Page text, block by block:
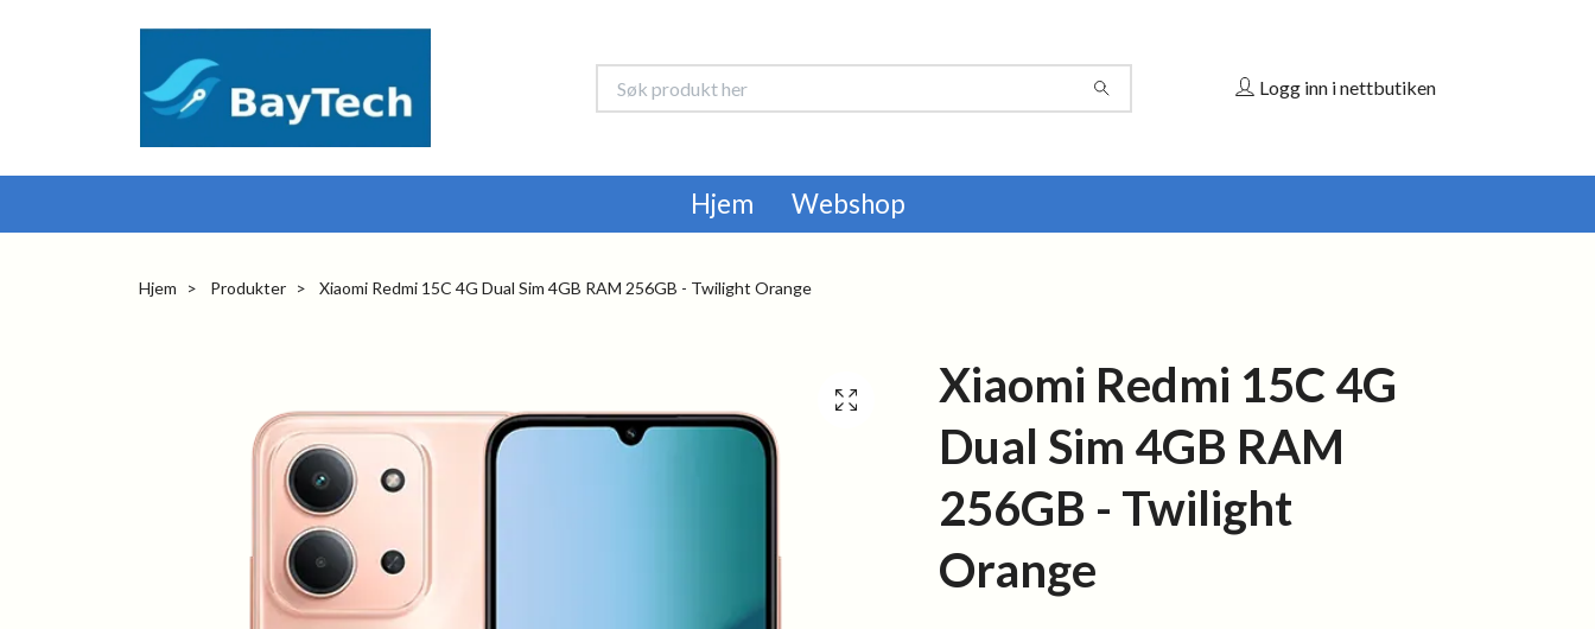
Logg inn i nettbutiken
Hjem Webshop
Hjem Produkter Xiaomi Redmi 15C 4G Dual Sim 4GB RAM 256GB - Twilight Orange
Xiaomi Redmi 15C 4G
Dual Sim 4GB RAM
256GB - Twilight
Orange